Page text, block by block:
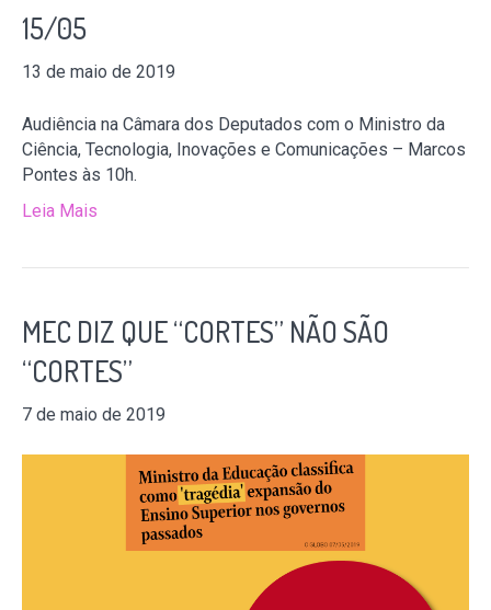
15/05
13 de maio de 2019
Audiência na Câmara dos Deputados com o Ministro da
Ciência, Tecnologia, Inovações e Comunicações – Marcos
Pontes às 10h.
Leia Mais
MEC DIZ QUE “CORTES” NÃO SÃO
“CORTES”
7 de maio de 2019